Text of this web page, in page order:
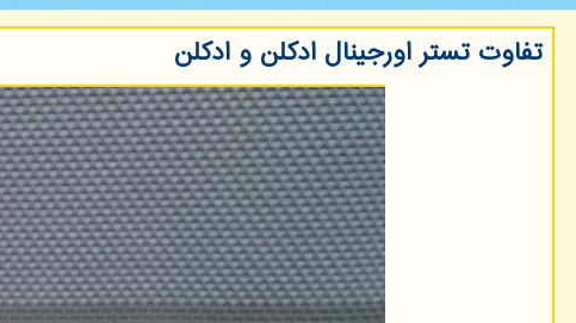
تفاوت تستر اورجینال ادكلن و ادكلن